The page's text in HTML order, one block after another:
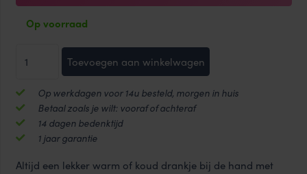
Op voorraad
Tumbler
HOT&COOL
thermosfles
400ml
aantal
Toevoegen aan winkelwagen
Op werkdagen voor 14u besteld, morgen in huis
Betaal zoals je wilt: vooraf of achteraf
14 dagen bedenktijd
1 jaar garantie
Altijd een lekker warm of koud drankje bij de hand met